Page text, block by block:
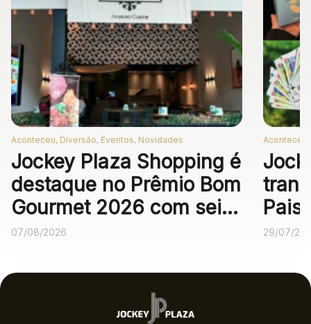
Aconteceu, Diversão, Eventos, Novidades
Jockey Plaza Shopping é
destaque no Prêmio Bom
Gourmet 2026 com seis
operações
melhores no voto
07/08/2026
Pais
29/07/